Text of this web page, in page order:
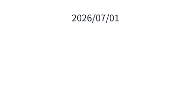
2026/07/01